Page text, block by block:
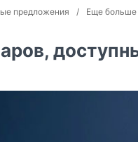
предложения Еще больше